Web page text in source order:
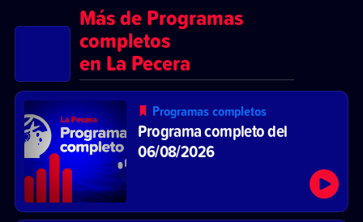
Más de Programas
completos
en La Pecera
Programas completos
Programa completo del
06/08/2026